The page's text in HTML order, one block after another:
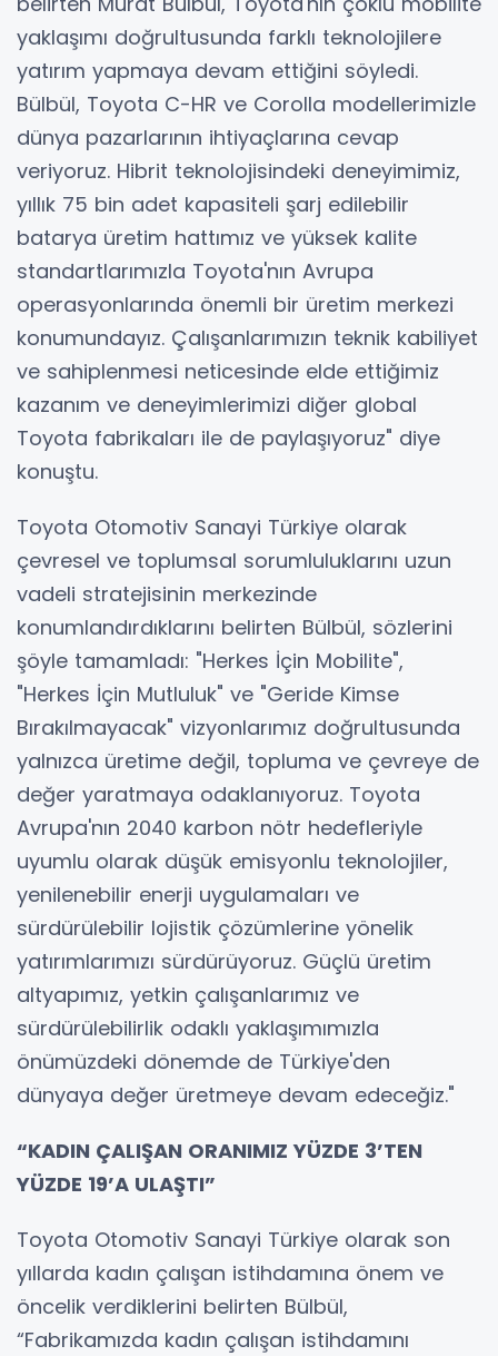
yaklaşımı doğrultusunda farklı teknolojilere
yatırım yapmaya devam ettiğini söyledi.
Bülbül, Toyota C-HR ve Corolla modellerimizle
dünya pazarlarının ihtiyaçlarına cevap
veriyoruz. Hibrit teknolojisindeki deneyimimiz,
yıllık 75 bin adet kapasiteli şarj edilebilir
batarya üretim hattımız ve yüksek kalite
standartlarımızla Toyota'nın Avrupa
operasyonlarında önemli bir üretim merkezi
konumundayız. Çalışanlarımızın teknik kabiliyet
ve sahiplenmesi neticesinde elde ettiğimiz
kazanım ve deneyimlerimizi diğer global
Toyota fabrikaları ile de paylaşıyoruz" diye
konuştu.
Toyota Otomotiv Sanayi Türkiye olarak
çevresel ve toplumsal sorumluluklarını uzun
vadeli stratejisinin merkezinde
konumlandırdıklarını belirten Bülbül, sözlerini
şöyle tamamladı: "Herkes İçin Mobilite",
"Herkes İçin Mutluluk" ve "Geride Kimse
Bırakılmayacak" vizyonlarımız doğrultusunda
yalnızca üretime değil, topluma ve çevreye de
değer yaratmaya odaklanıyoruz. Toyota
Avrupa'nın 2040 karbon nötr hedefleriyle
uyumlu olarak düşük emisyonlu teknolojiler,
yenilenebilir enerji uygulamaları ve
sürdürülebilir lojistik çözümlerine yönelik
yatırımlarımızı sürdürüyoruz. Güçlü üretim
altyapımız, yetkin çalışanlarımız ve
sürdürülebilirlik odaklı yaklaşımımızla
önümüzdeki dönemde de Türkiye'den
dünyaya değer üretmeye devam edeceğiz."
“KADIN ÇALIŞAN ORANIMIZ YÜZDE 3’TEN
YÜZDE 19’A ULAŞTI”
Toyota Otomotiv Sanayi Türkiye olarak son
yıllarda kadın çalışan istihdamına önem ve
öncelik verdiklerini belirten Bülbül,
“Fabrikamızda kadın çalışan istihdamını